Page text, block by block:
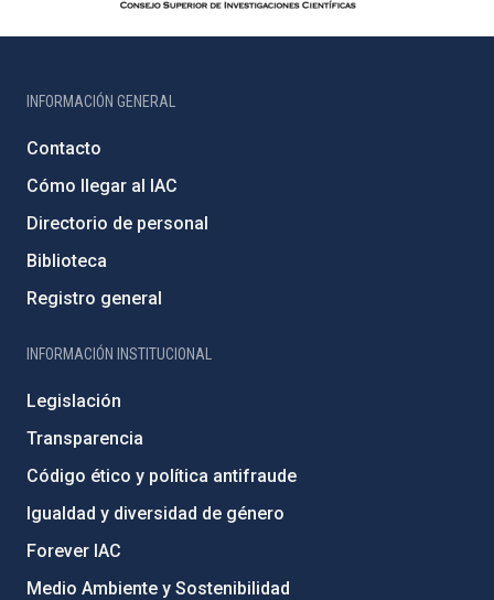
INFORMACIÓN GENERAL
Contacto
Cómo llegar al IAC
Directorio de personal
Biblioteca
Registro general
INFORMACIÓN INSTITUCIONAL
Legislación
Transparencia
Código ético y política antifraude
Igualdad y diversidad de género
Forever IAC
Medio Ambiente y Sostenibilidad